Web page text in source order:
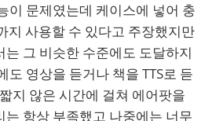
이 문제였는데 케이스에 넣어 충
지 사용할 수 있다고 주장했지만
그 비슷한 수준에도 도달하지
도 영상을 듣거나 책을 TTS로 듣
지 않은 시간에 걸쳐 에어팟을
항상 부족했고 나중에는 너무